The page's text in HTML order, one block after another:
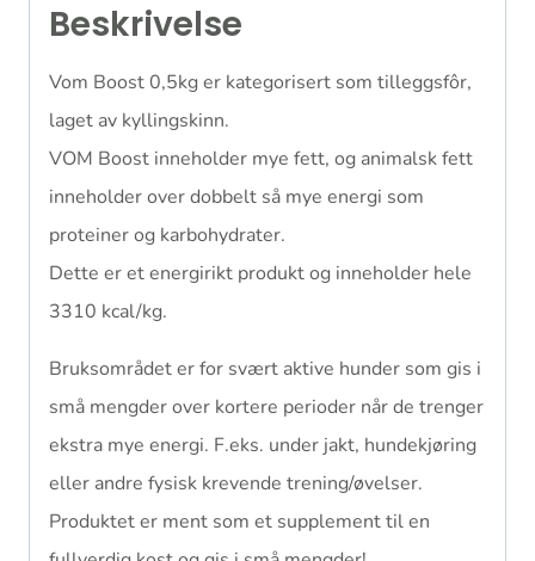
Beskrivelse
Vom Boost 0,5kg er kategorisert som tilleggsfôr,
laget av kyllingskinn.
VOM Boost inneholder mye fett, og animalsk fett
inneholder over dobbelt så mye energi som
proteiner og karbohydrater.
Dette er et energirikt produkt og inneholder hele
3310 kcal/kg.
Bruksområdet er for svært aktive hunder som gis i
små mengder over kortere perioder når de trenger
ekstra mye energi. F.eks. under jakt, hundekjøring
eller andre fysisk krevende trening/øvelser.
Produktet er ment som et supplement til en